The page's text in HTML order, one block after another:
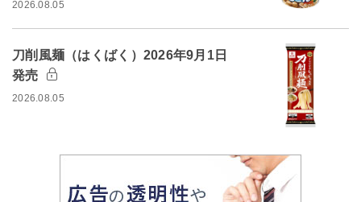
2026.08.05
刀削風麺（はくばく）2026年9月1日
発売
2026.08.05